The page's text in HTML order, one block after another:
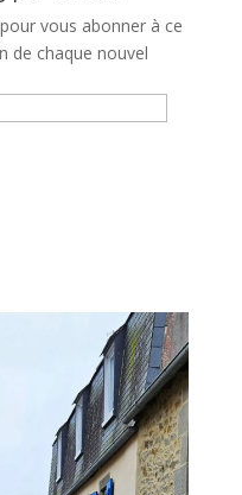
vous abonner à ce
de chaque nouvel